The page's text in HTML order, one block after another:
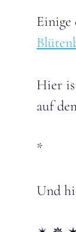
Einige
Hier
auf
*
Und